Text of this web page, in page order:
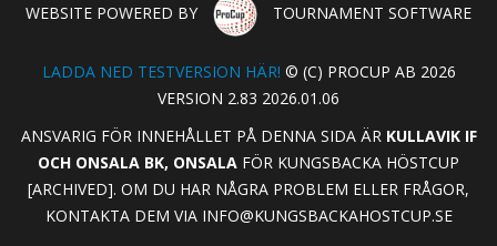
WEBSITE POWERED BY TOURNAMENT SOFTWARE
LADDA NED TESTVERSION HÄR! © (C) PROCUP AB 2026
VERSION 2.83 2026.01.06
ANSVARIG FÖR INNEHÅLLET PÅ DENNA SIDA ÄR KULLAVIK IF
OCH ONSALA BK, ONSALA FÖR KUNGSBACKA HÖSTCUP
[ARCHIVED]. OM DU HAR NÅGRA PROBLEM ELLER FRÅGOR,
KONTAKTA DEM VIA INFO@KUNGSBACKAHOSTCUP.SE